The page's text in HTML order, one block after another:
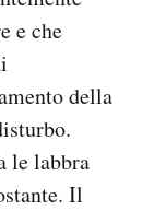
e che
della
le labbra
Il